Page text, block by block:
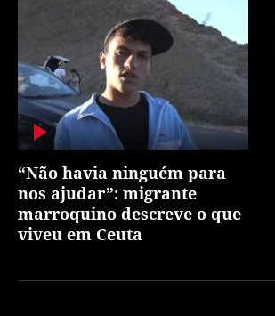
“Não havia ninguém para
nos ajudar”: migrante
marroquino descreve o que
viveu em Ceuta